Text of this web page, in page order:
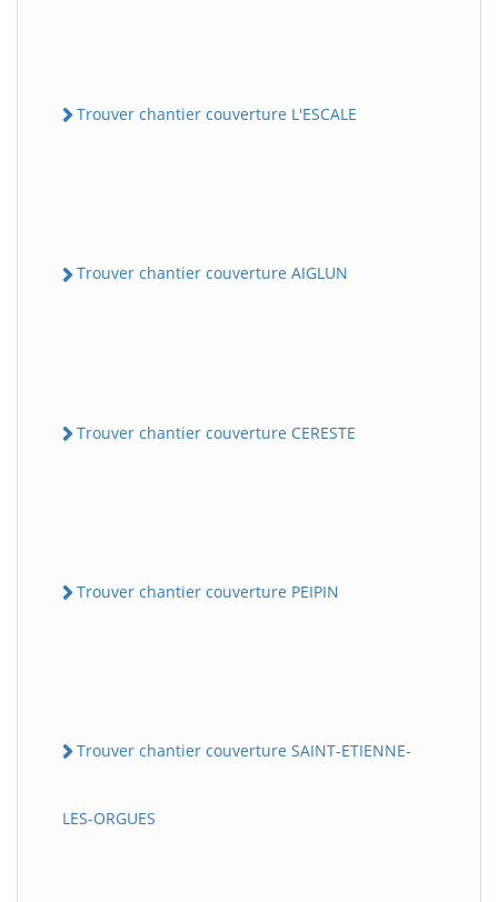
Trouver chantier couverture L'ESCALE
Trouver chantier couverture AIGLUN
Trouver chantier couverture CERESTE
Trouver chantier couverture PEIPIN
Trouver chantier couverture SAINT-ETIENNE-
LES-ORGUES